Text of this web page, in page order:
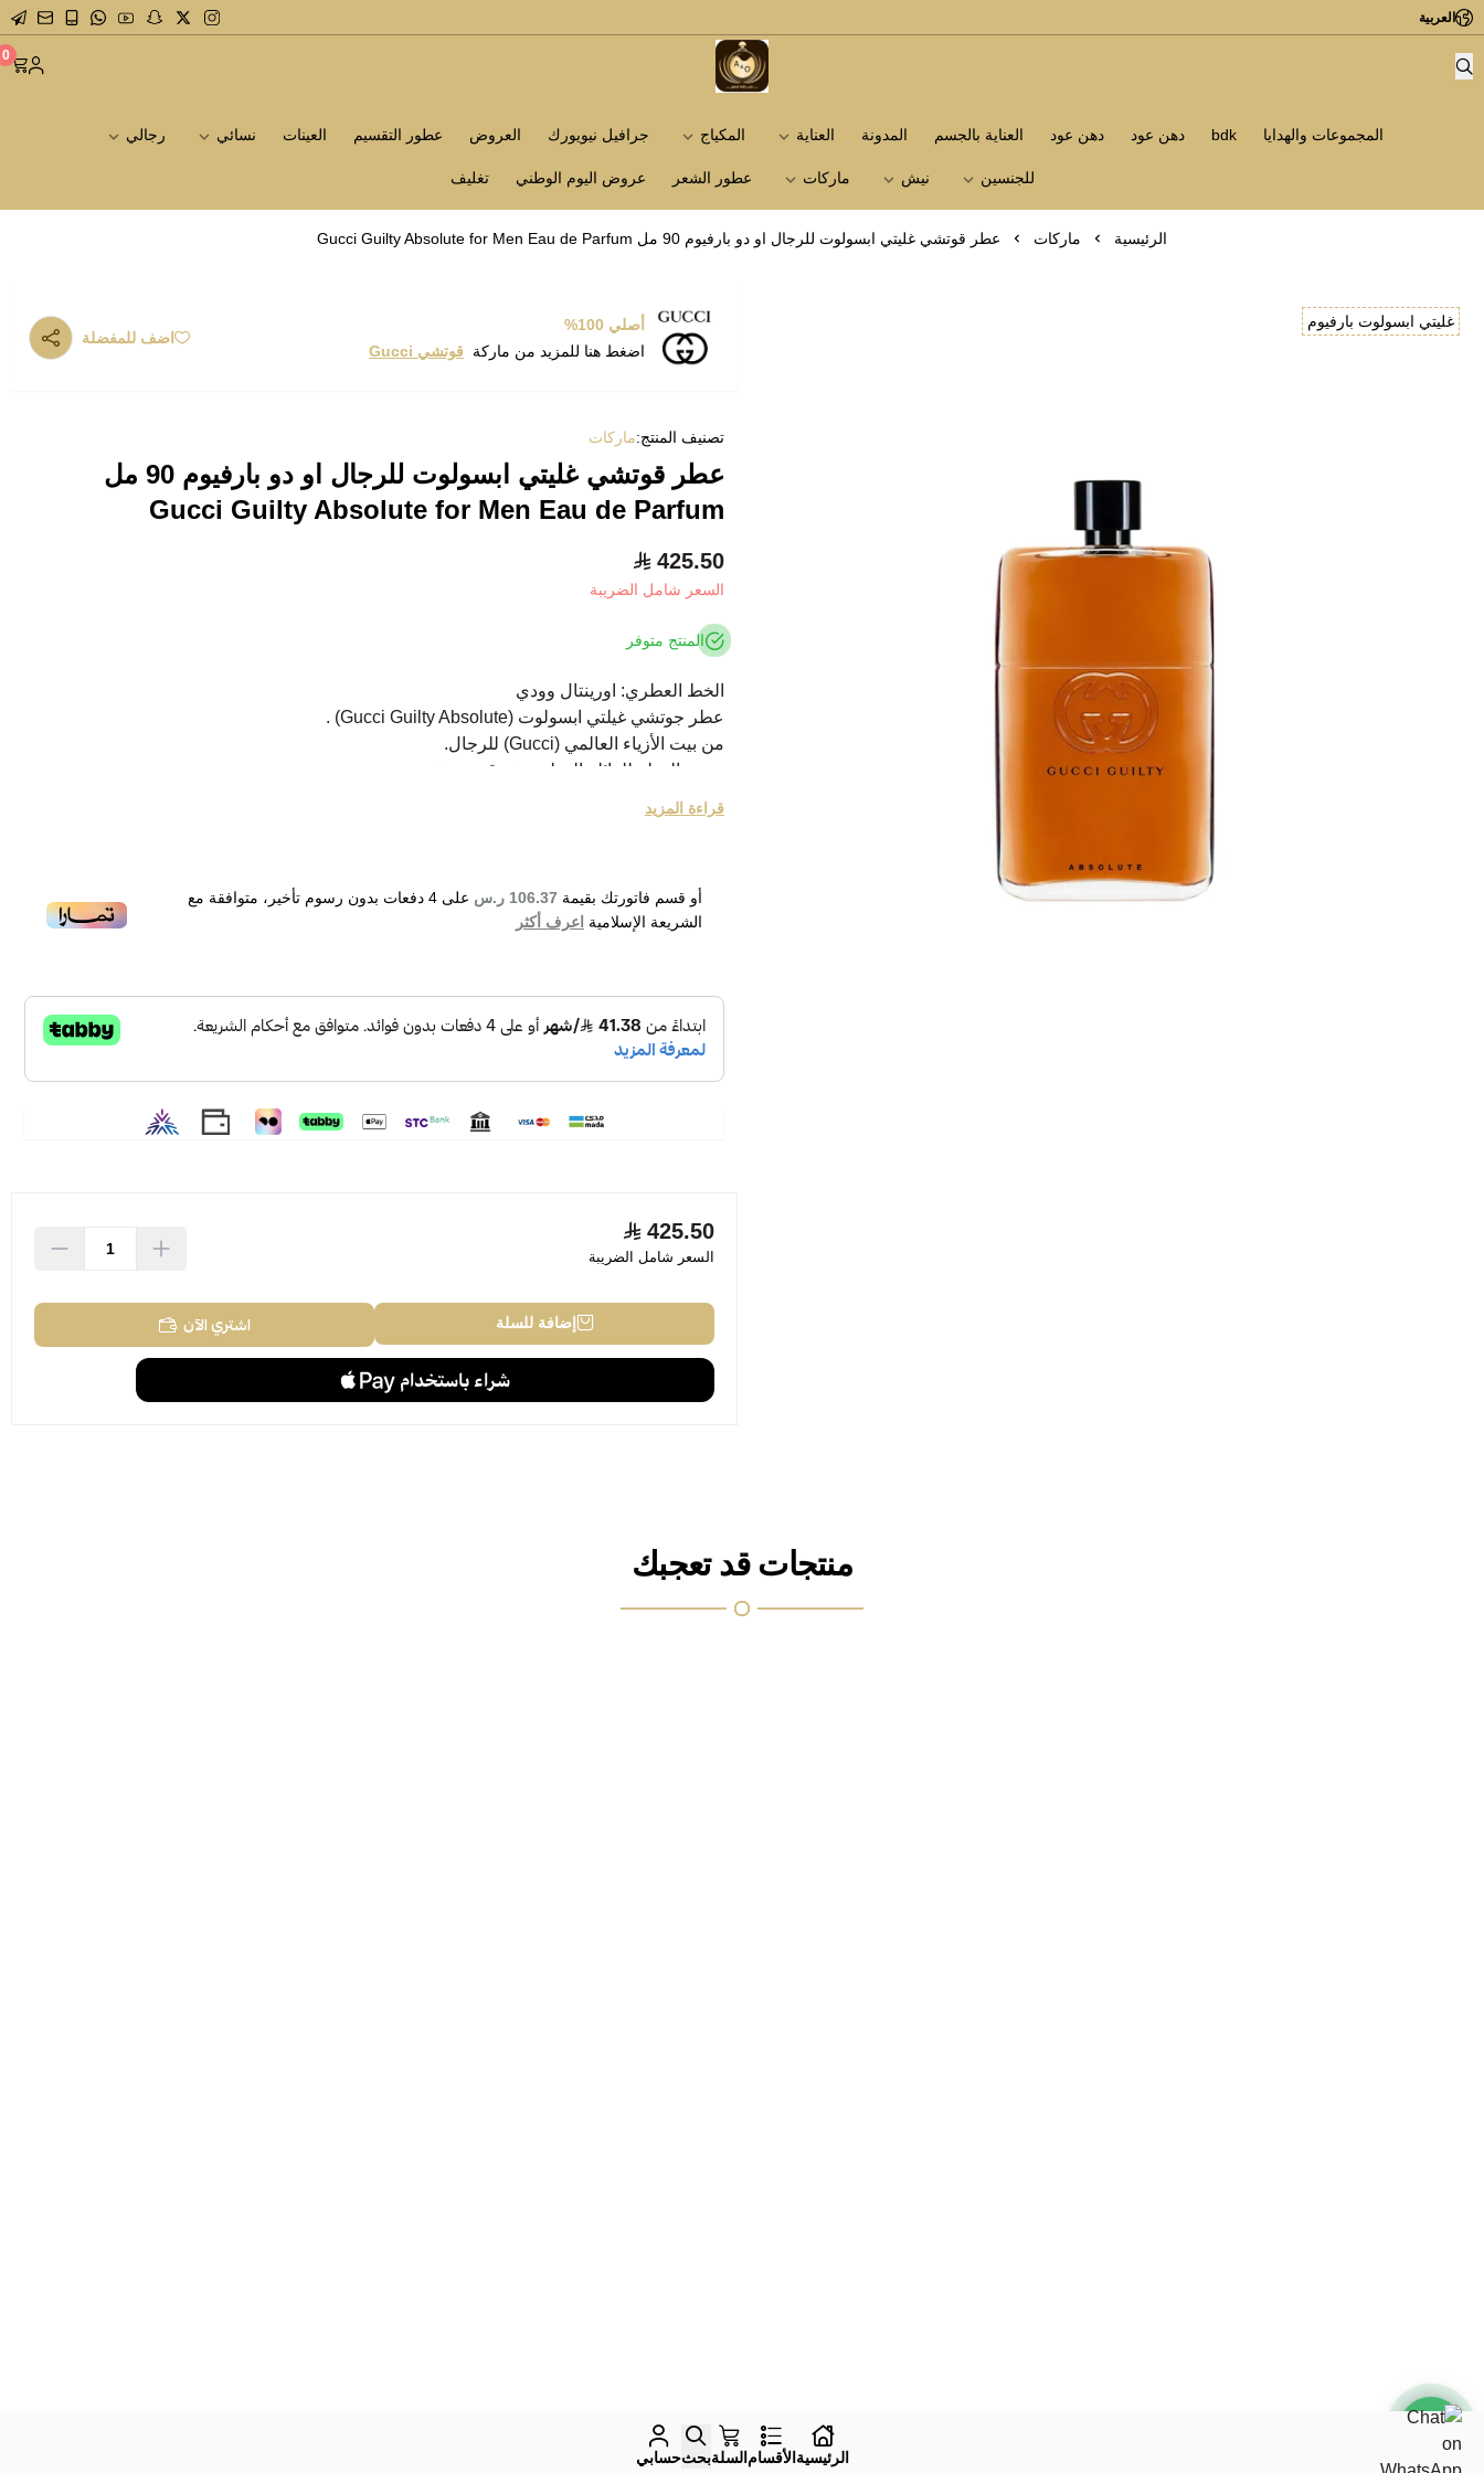
العربية
متجر عاشق العطور 0
المجموعات والهدايا bdk دهن عود دهن عود العناية بالجسم المدونة العناية المكياج جرافيل نيويورك العروض عطور التقسيم العينات نسائي رجالي
للجنسين نيش ماركات عطور الشعر عروض اليوم الوطني تغليف
الرئيسية ماركات عطر قوتشي غليتي ابسولوت للرجال او دو بارفيوم 90 مل Gucci Guilty Absolute for Men Eau de Parfum
غليتي ابسولوت بارفيوم
أصلي 100%
اضغط هنا للمزيد من ماركة قوتشي Gucci
اضف للمفضلة
تصنيف المنتج:ماركات
عطر قوتشي غليتي ابسولوت للرجال او دو بارفيوم 90 مل
Gucci Guilty Absolute for Men Eau de Parfum
425.50
السعر شامل الضريبة
المنتج متوفر
الخط العطري: اورينتال وودي
عطر جوتشي غيلتي ابسولوت (Gucci Guilty Absolute) .
من بيت الأزياء العالمي (Gucci) للرجال.
ينتمي العطر للعائلة العطرية شرقي - خشبي.
صدر العطر في عام 2017.
تتكون مقدمة العطر من الجلد.
Gucci Guilty Absolute for Men Eau de Parfum
قراءة المزيد
أو قسم فاتورتك بقيمة 106.37 ر.س على 4 دفعات بدون رسوم تأخير، متوافقة مع
الشريعة الإسلامية اعرف أكثر
425.50
السعر شامل الضريبة
إضافة للسلة اشتري الآن
منتجات قد تعجبك
الرئيسية الأقسام السلةبحثحسابي